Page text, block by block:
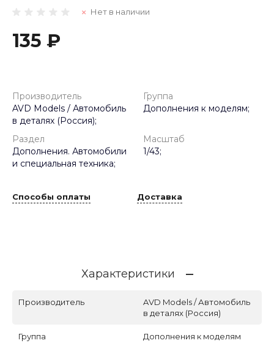
Нет в наличии
135 ₽
Производитель
AVD Models / Автомобиль
в деталях (Россия);
Группа
Дополнения к моделям;
Раздел
Дополнения. Автомобили
и специальная техника;
Масштаб
1/43;
Способы оплаты Доставка
Характеристики
Производитель
AVD Models / Автомобиль
в деталях (Россия)
Группа Дополнения к моделям